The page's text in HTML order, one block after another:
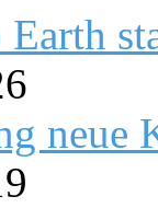
neue